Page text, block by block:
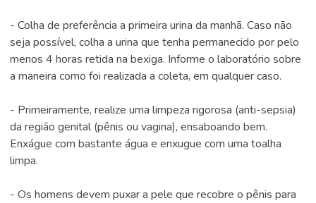
- Colha de preferência a primeira urina da manhã. Caso não
seja possível, colha a urina que tenha permanecido por pelo
menos 4 horas retida na bexiga. Informe o laboratório sobre
a maneira como foi realizada a coleta, em qualquer caso.
- Primeiramente, realize uma limpeza rigorosa (anti-sepsia)
da região genital (pênis ou vagina), ensaboando bem.
Enxágue com bastante água e enxugue com uma toalha
limpa.
- Os homens devem puxar a pele que recobre o pênis para